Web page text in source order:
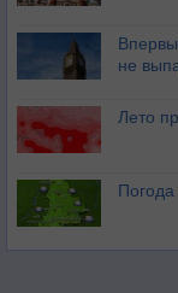
не
Лето
Погода